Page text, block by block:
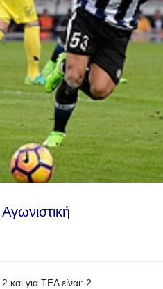
και για ΤΕΛ είναι: 2